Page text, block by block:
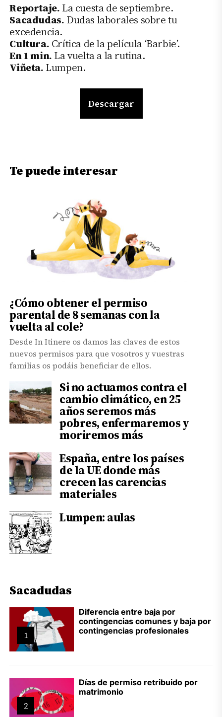
Reportaje. La cuesta de septiembre.
Sacadudas. Dudas laborales sobre tu
excedencia.
Cultura. Crítica de la película ‘Barbie’.
En 1 min. La vuelta a la rutina.
Viñeta. Lumpen.
Descargar
Te puede interesar
¿Cómo obtener el permiso
parental de 8 semanas con la
vuelta al cole?
Desde In Itinere os damos las claves de estos
nuevos permisos para que vosotros y vuestras
familias os podáis beneficiar de ellos.
Si no actuamos contra el
cambio climático, en 25
años seremos más
pobres, enfermaremos y
moriremos más
España, entre los países
de la UE donde más
crecen las carencias
materiales
Lumpen: aulas
Sacadudas
1
Diferencia entre baja por
contingencias comunes y baja por
contingencias profesionales
2
Días de permiso retribuido por
matrimonio